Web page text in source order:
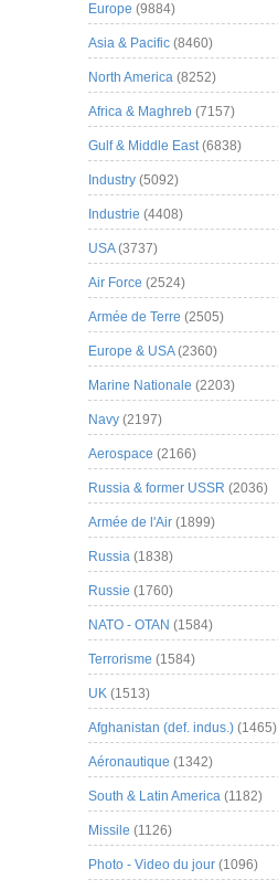
Europe (9884)
Asia & Pacific (8460)
North America (8252)
Africa & Maghreb (7157)
Gulf & Middle East(6838)
Industry (5092)
Industrie (4408)
USA(3737)
Air Force (2524)
Armée de Terre (2505)
Europe & USA(2360)
Marine Nationale (2203)
Navy (2197)
Aerospace (2166)
Russia & former USSR (2036)
Armée de l'Air (1899)
Russia (1838)
Russie (1760)
NATO - OTAN (1584)
Terrorisme (1584)
UK (1513)
Afghanistan (def. indus.) (1465)
Aéronautique (1342)
South & Latin America (1182)
Missile (1126)
Photo - Video du jour (1096)